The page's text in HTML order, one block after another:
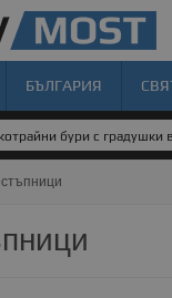
БЪЛГАРИЯ
бури с градушки